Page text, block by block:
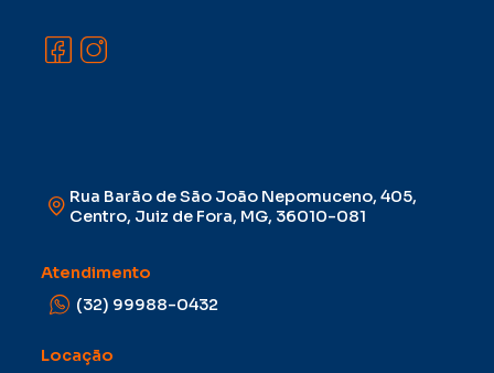
Rua Barão de São João Nepomuceno, 405,
Centro, Juiz de Fora, MG, 36010-081
Atendimento
(32) 99988-0432
Locação